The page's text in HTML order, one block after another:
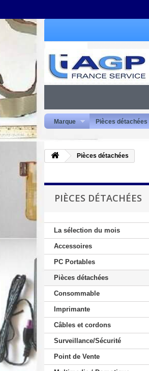
Marque Pièces détachées
Pièces détachées
PIÈCES DÉTACHÉES
La sélection du mois
Accessoires
PC Portables
Pièces détachées
Consommable
Imprimante
Câbles et cordons
Surveillance/Sécurité
Point de Vente